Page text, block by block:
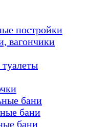
постройки
вагончики
бани
бани
бани